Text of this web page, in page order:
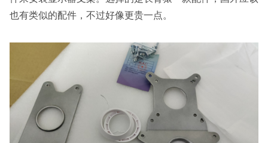
也有类似的配件，不过好像更贵一点。